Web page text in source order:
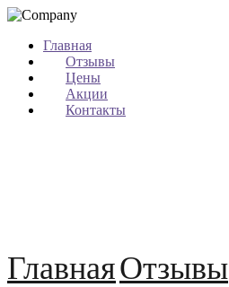
Главная
Отзывы
Цены
Акции
Контакты
ГлавнаяОтзывы